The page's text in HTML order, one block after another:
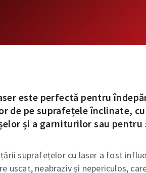
este perfectă pentru
de pe suprafețele înclinate,
și a garniturilor sau pentru
suprafețelor cu laser a fost
uscat, neabraziv și nepericulos,